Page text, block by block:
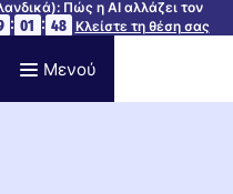
Πώς η AI αλλάζει τον
: 01 : 47 Κλείστε τη θέση σας
Μενού